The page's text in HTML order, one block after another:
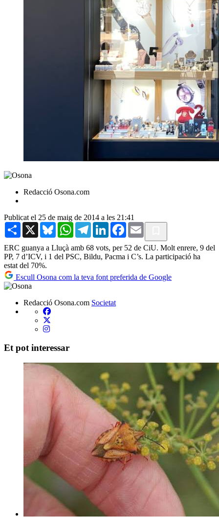
Redacció Osona.com
Publicat el 25 de maig de 2014 a les 21:41
Share X BlueskyWhatsAppTelegramLinkedInFacebook
Email
ERC guanya a Lluçà amb 68 vots, per 52 de CiU. Molt enrere, 9 del
PP, 7 d’ICV, i 1 del PSC, Bildu, Pacma i C’s. La participació ha
estat del 70%.
Escull Osona com la teva font preferida de Google
Redacció Osona.com Societat
Et pot interessar